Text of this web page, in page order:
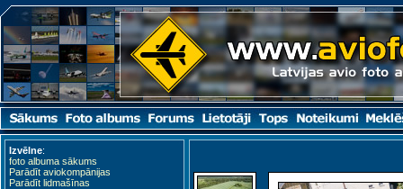
Izvēlne:
foto albuma sākums
Parādīt aviokompānijas
Parādīt lidmašīnas